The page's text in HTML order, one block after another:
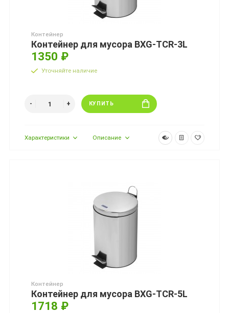
Контейнер
Контейнер для мусора BXG-TCR-3L
1350 ₽
Уточняйте наличие
КУПИТЬ
Характеристики Описание
Контейнер
Контейнер для мусора BXG-TCR-5L
1718 ₽